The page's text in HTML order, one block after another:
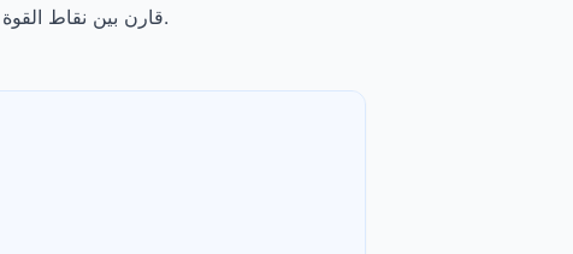
تبدأ الودائع الدنيا من $0، وتبدأ الرسوم عند $0.0005 to $0.0035 per share. قارن بين نقاط القوة والتنازلات لكل وسيط أدناه.